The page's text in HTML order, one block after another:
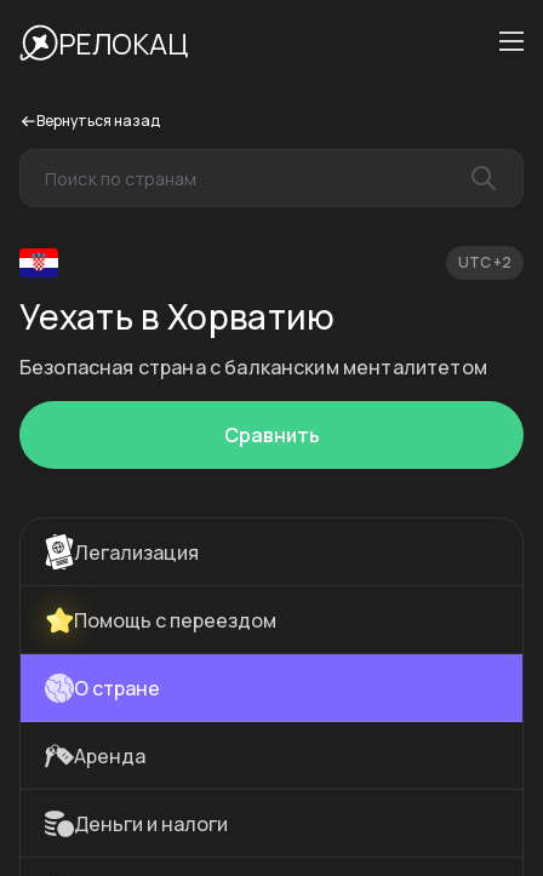
РЕЛОКАЦ
Вернуться назад
UTC +2
Уехать в Хорватию
Безопасная страна с балканским менталитетом
Сравнить
Легализация
Помощь с переездом
О стране
Аренда
Деньги и налоги